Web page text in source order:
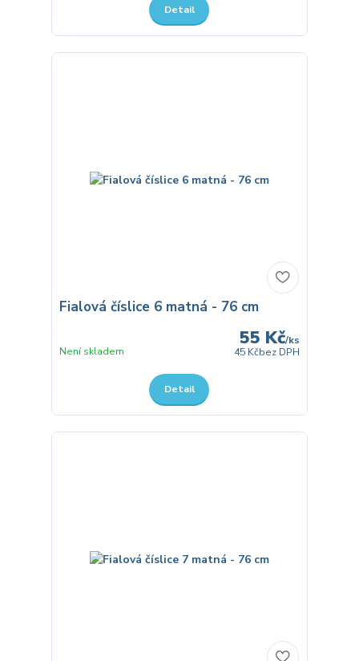
Detail
Fialová číslice 6 matná - 76 cm
55 Kč/ks
45 Kčbez DPH
Není skladem
Detail